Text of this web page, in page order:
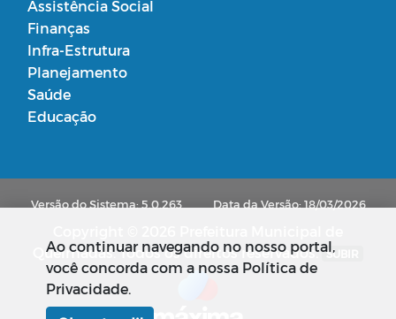
Assistência Social
Finanças
Infra-Estrutura
Planejamento
Saúde
Educação
Versão do Sistema: 5.0.263 Data da Versão: 18/03/2026
Queimadas. Todos os direitos reservados. SUBIR
Ao continuar navegando no nosso portal,
você concorda com a nossa Política de
Privacidade.